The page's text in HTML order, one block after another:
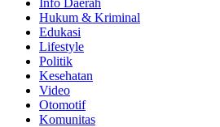
Info Daerah
Hukum & Kriminal
Edukasi
Lifestyle
Politik
Kesehatan
Video
Otomotif
Komunitas